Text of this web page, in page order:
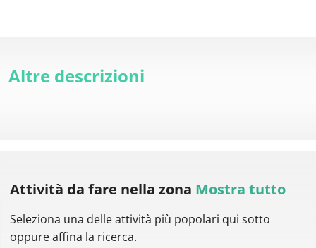
Altre descrizioni
Attività da fare nella zona Mostra tutto
Seleziona una delle attività più popolari qui sotto
oppure affina la ricerca.